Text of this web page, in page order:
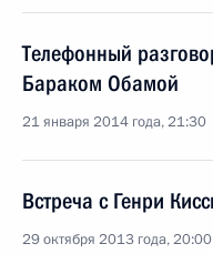
Телефонный
Бараком Обамой
21 января 2014 года, 21:30
Встреча с Генри
29 октября 2013 года, 20:00